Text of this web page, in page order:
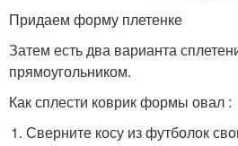
Придаем форму плетенке
Затем есть два варианта
прямоугольником.
Как сплести коврик формы овал :
Сверните косу из футболок